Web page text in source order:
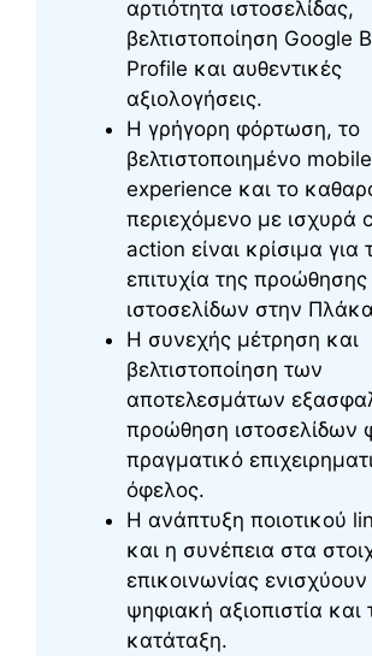
αρτιότητα ιστοσελίδας,
βελτιστοποίηση Google
Profile και αυθεντικές
αξιολογήσεις.
Η γρήγορη φόρτωση, το
βελτιστοποιημένο mobile
experience και το
περιεχόμενο με ισχυρά
action είναι κρίσιμα για
επιτυχία της προώθησης
ιστοσελίδων στην
Η συνεχής μέτρηση και
βελτιστοποίηση των
αποτελεσμάτων
προώθηση ιστοσελίδων
πραγματικό
όφελος.
Η ανάπτυξη ποιοτικού
και η συνέπεια στα
επικοινωνίας ενισχύουν
ψηφιακή αξιοπιστία και
κατάταξη.